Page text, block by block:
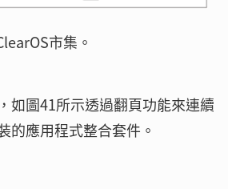
市集。
如圖41所示透過翻頁功能來連續
的應用程式整合套件。